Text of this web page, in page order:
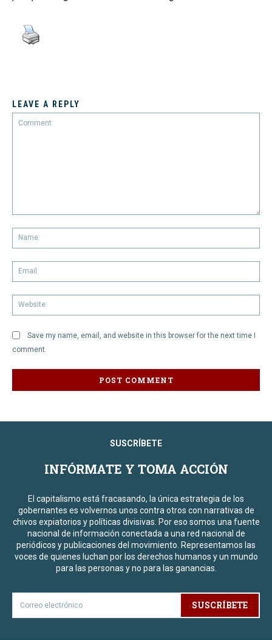
LEAVE A REPLY
Save my name, email, and website in this browser for the next time I
comment.
SUSCRÍBETE
INFÓRMATE Y TOMA ACCIÓN
El capitalismo está fracasando, la única estrategia de los
gobernantes es volvernos unos contra otros con narrativas de
chivos expiatorios y políticas divisivas. Por eso somos una fuente
nacional de información conectada a una red nacional de
periódicos y publicaciones del movimiento. Representamos las
voces de quienes luchan por los derechos humanos y un mundo
para las personas y no para las ganancias.
SUSCRÍBETE